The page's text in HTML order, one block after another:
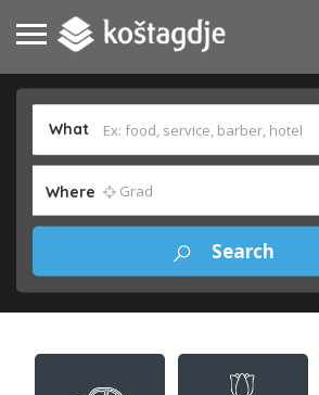
What
Where